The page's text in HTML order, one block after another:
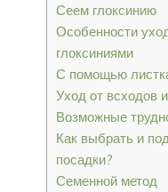
Сеем глоксинию
Особенности
глоксиниями
С помощью
Уход от всходов
Возможные
Как выбрать и
посадки?
Семенной метод